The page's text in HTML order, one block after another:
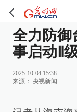
全力防御
事启动Ⅱ
2025-10-04 15:38
来源： 央视新闻